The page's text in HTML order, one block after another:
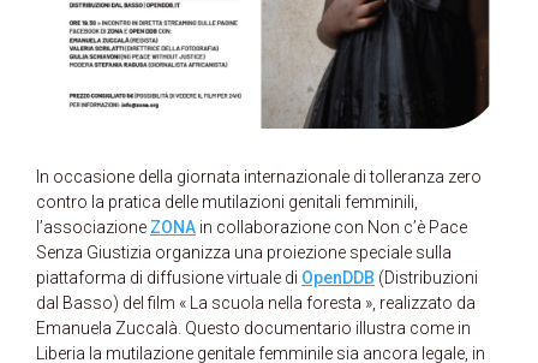
In occasione della giornata internazionale di tolleranza zero
contro la pratica delle mutilazioni genitali femminili,
l’associazione ZONA in collaborazione con Non c’è Pace
Senza Giustizia organizza una proiezione speciale sulla
piattaforma di diffusione virtuale di OpenDDB (Distribuzioni
dal Basso) del film « La scuola nella foresta », realizzato da
Emanuela Zuccalà. Questo documentario illustra come in
Liberia la mutilazione genitale femminile sia ancora legale, in